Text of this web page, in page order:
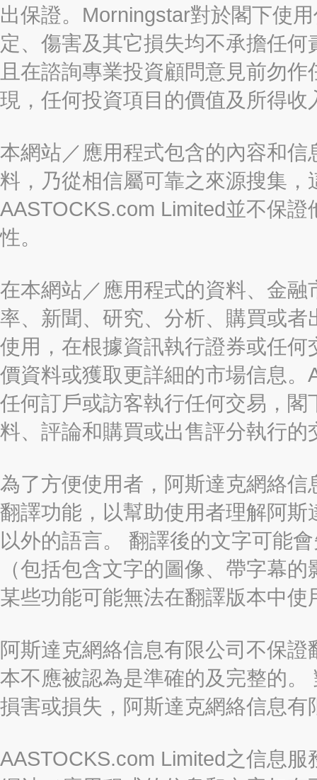
出保證。Morningstar對於閣下使
定、傷害及其它損失均不承擔任
且在諮詢專業投資顧問意見前勿
現，任何投資項目的價值及所得收
本網站／應用程式包含的內容和
料，乃從相信屬可靠之來源搜集
AASTOCKS.com Limited並不保
性。
在本網站／應用程式的資料、金
率、新聞、研究、分析、購買或
使用，在根據資訊執行證券或任
價資料或獲取更詳細的市場信息
任何訂戶或訪客執行任何交易，
料、評論和購買或出售評分執行的
為了方便使用者，阿斯達克網絡
翻譯功能，以幫助使用者理解阿
以外的語言。 翻譯後的文字可能
（包括包含文字的圖像、帶字幕
某些功能可能無法在翻譯版本中使
阿斯達克網絡信息有限公司不保
本不應被認為是準確的及完整的
損害或損失，阿斯達克網絡信息
AASTOCKS.com Limited之信息